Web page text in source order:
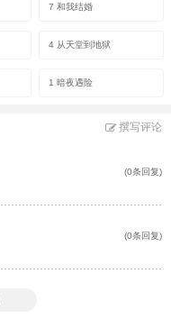
7 和我结婚
4 从天堂到地狱
1 暗夜遇险
撰写评论
(0条回复)
(0条回复)